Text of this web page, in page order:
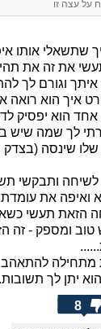
על עצה זו
שתשאלי אותו
את זה את
וגורם לך
איך הוא
הוא יפסיק
לך שמה שיש
שינסה (בצדק
ותבקשי
ואיפה את
הזאת תעשי
ומספק - זה
להתאהב
יתן לך תשובות.
8